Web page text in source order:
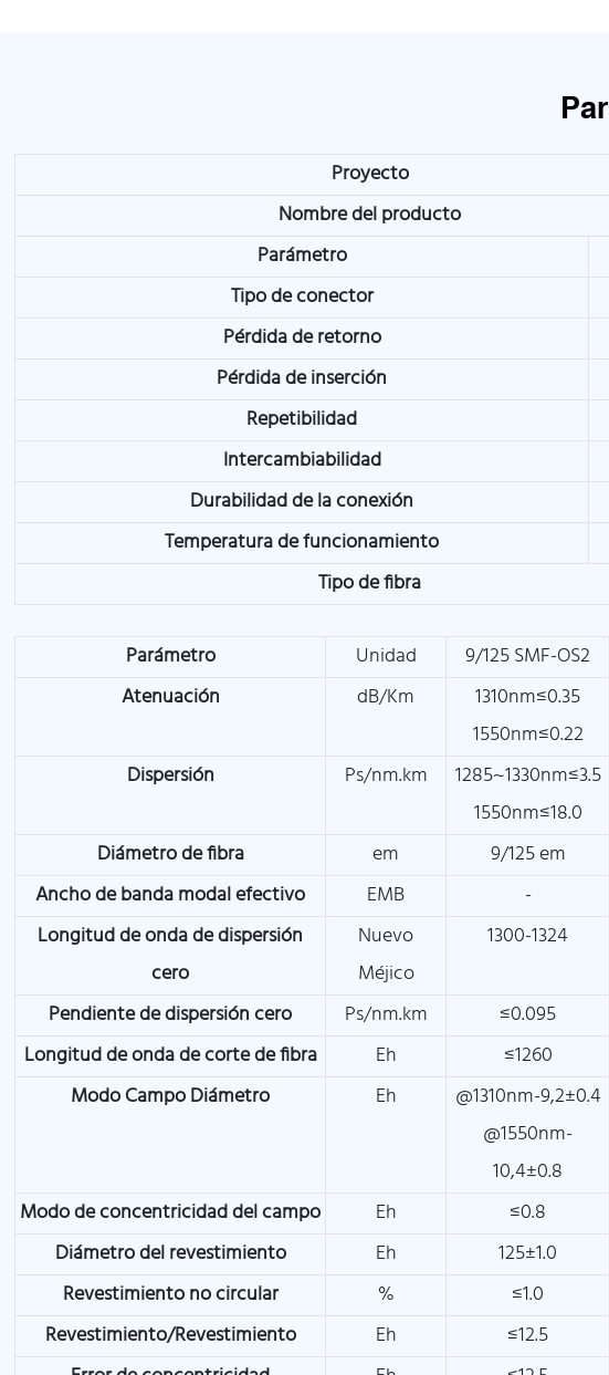
Proyecto
Nombre del producto
Parámetro
Tipo de conector
Pérdida de retorno
Pérdida de inserción
Repetibilidad
Intercambiabilidad
Durabilidad de la conexión
Temperatura de funcionamiento
Tipo de fibra
Parámetro Unidad 9/125 SMF-OS2
Atenuación
dB/Km
1310nm≤0.35
1550nm≤0.22
Dispersión
Ps/nm.km
1285~1330nm≤3.5
1550nm≤18.0
Diámetro de fibra em 9/125 em
Ancho de banda modal efectivo
EMB -
Longitud de onda de dispersión
cero
Nuevo
Méjico
1300-1324
Pendiente de dispersión cero Ps/nm.km ≤0.095
Longitud de onda de corte de fibra
Eh ≤1260
Modo Campo Diámetro
Eh
@1310nm-9,2±0.4
@1550nm-
10,4±0.8
Modo de concentricidad del campo Eh ≤0.8
Diámetro del revestimiento
Eh 125±1.0
Revestimiento no circular
% ≤1.0
Revestimiento/Revestimiento
Eh ≤12.5